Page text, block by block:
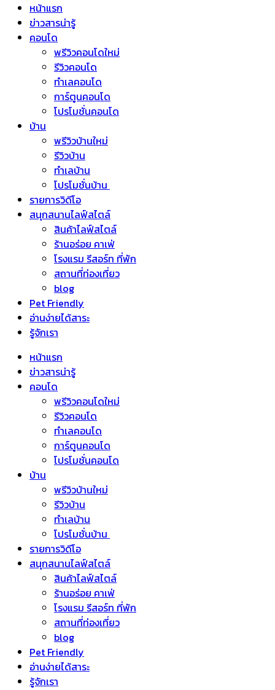
หน้าแรก
ข่าวสารน่ารู้
คอนโด
พรีวิวคอนโดใหม่
รีวิวคอนโด
ทำเลคอนโด
การ์ตูนคอนโด
โปรโมชั่นคอนโด
บ้าน
พรีวิวบ้านใหม่
รีวิวบ้าน
ทำเลบ้าน
โปรโมชั่นบ้าน
รายการวิดีโอ
สนุกสนานไลฟ์สไตล์
สินค้าไลฟ์สไตล์
ร้านอร่อย คาเฟ่
โรงแรม รีสอร์ท ที่พัก
สถานที่ท่องเที่ยว
blog
Pet Friendly
อ่านง่ายได้สาระ
รู้จักเรา
หน้าแรก
ข่าวสารน่ารู้
คอนโด
พรีวิวคอนโดใหม่
รีวิวคอนโด
ทำเลคอนโด
การ์ตูนคอนโด
โปรโมชั่นคอนโด
บ้าน
พรีวิวบ้านใหม่
รีวิวบ้าน
ทำเลบ้าน
โปรโมชั่นบ้าน
รายการวิดีโอ
สนุกสนานไลฟ์สไตล์
สินค้าไลฟ์สไตล์
ร้านอร่อย คาเฟ่
โรงแรม รีสอร์ท ที่พัก
สถานที่ท่องเที่ยว
blog
Pet Friendly
อ่านง่ายได้สาระ
รู้จักเรา